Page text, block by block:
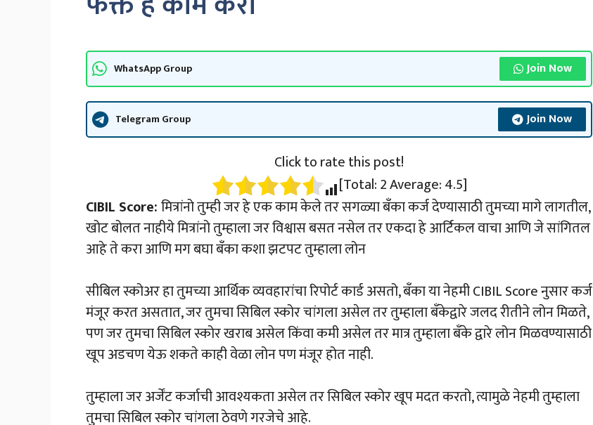
WhatsApp Group Join Now
Telegram Group Join Now
Click to rate this post!
[Total:2Average:4.5]
CIBIL Score:मित्रांनो तुम्ही जर हे एक काम केले तर सगळ्या बँका कर्ज देण्यासाठी तुमच्या मागे लागतील,
खोट बोलत नाहीये मित्रांनो तुम्हाला जर विश्वास बसत नसेल तर एकदा हे आर्टिकल वाचा आणि जे सांगितल
आहे ते करा आणि मग बघा बँका कशा झटपट तुम्हाला लोन
सीबिल स्कोअर हा तुमच्या आर्थिक व्यवहारांचा रिपोर्ट कार्ड असतो, बँका या नेहमी CIBIL Score नुसार कर्ज
मंजूर करत असतात, जर तुमचा सिबिल स्कोर चांगला असेल तर तुम्हाला बँकेद्वारे जलद रीतीने लोन मिळते,
पण जर तुमचा सिबिल स्कोर खराब असेल किंवा कमी असेल तर मात्र तुम्हाला बँके द्वारे लोन मिळवण्यासाठी
खूप अडचण येऊ शकते काही वेळा लोन पण मंजूर होत नाही.
तुम्हाला जर अर्जेंट कर्जाची आवश्यकता असेल तर सिबिल स्कोर खूप मदत करतो, त्यामुळे नेहमी तुम्हाला
तुमचा सिबिल स्कोर चांगला ठेवणे गरजेचे आहे.